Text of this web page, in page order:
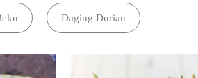
Daging Durian